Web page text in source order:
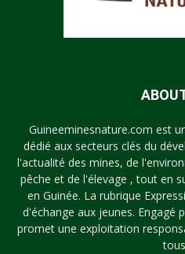
Guineeminesnature.com est
dédié aux secteurs clés du
l'actualité des mines, de
pêche et de l'élevage , tout en
en Guinée. La rubrique
d'échange aux jeunes. Engagé
promet une exploitation